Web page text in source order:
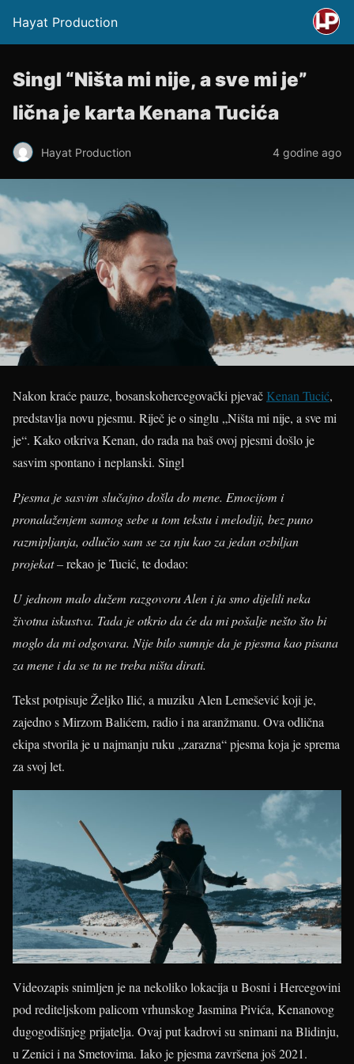
Hayat Production
Singl “Ništa mi nije, a sve mi je”
lična je karta Kenana Tucića
Hayat Production 4 godine ago
Nakon kraće pauze, bosanskohercegovački pjevač Kenan Tucić,
predstavlja novu pjesmu. Riječ je o singlu „Ništa mi nije, a sve mi
je“. Kako otkriva Kenan, do rada na baš ovoj pjesmi došlo je
sasvim spontano i neplanski. Singl
Pjesma je sasvim slučajno došla do mene. Emocijom i
pronalaženjem samog sebe u tom tekstu i melodiji, bez puno
razmipljanja, odlučio sam se za nju kao za jedan ozbiljan
projekat –rekao je Tucić, te dodao:
U jednom malo dužem razgovoru Alen i ja smo dijelili neka
životna iskustva. Tada je otkrio da će da mi pošalje nešto što bi
moglo da mi odgovara. Nije bilo sumnje da je pjesma kao pisana
za mene i da se tu ne treba ništa dirati.
Tekst potpisuje Željko Ilić, a muziku Alen Lemešević koji je,
zajedno s Mirzom Balićem, radio i na aranžmanu. Ova odlična
ekipa stvorila je u najmanju ruku „zarazna“ pjesma koja je sprema
za svoj let.
Videozapis snimljen je na nekoliko lokacija u Bosni i Hercegovini
pod rediteljskom palicom vrhunskog Jasmina Pivića, Kenanovog
dugogodišnjeg prijatelja. Ovaj put kadrovi su snimani na Blidinju,
u Zenici i na Smetovima. Iako je pjesma završena još 2021.